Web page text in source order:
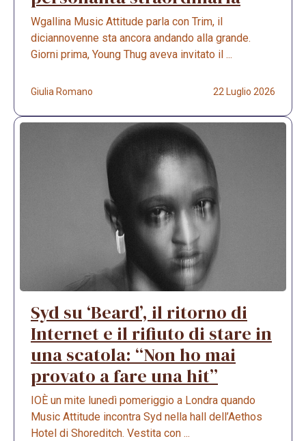
Wgallina Music Attitude parla con Trim, il
diciannovenne sta ancora andando alla grande.
Giorni prima, Young Thug aveva invitato il ...
Giulia Romano 22 Luglio 2026
Syd su ‘Beard’, il ritorno di
Internet e il rifiuto di stare in
una scatola: “Non ho mai
provato a fare una hit”
IOÈ un mite lunedì pomeriggio a Londra quando
Music Attitude incontra Syd nella hall dell’Aethos
Hotel di Shoreditch. Vestita con ...